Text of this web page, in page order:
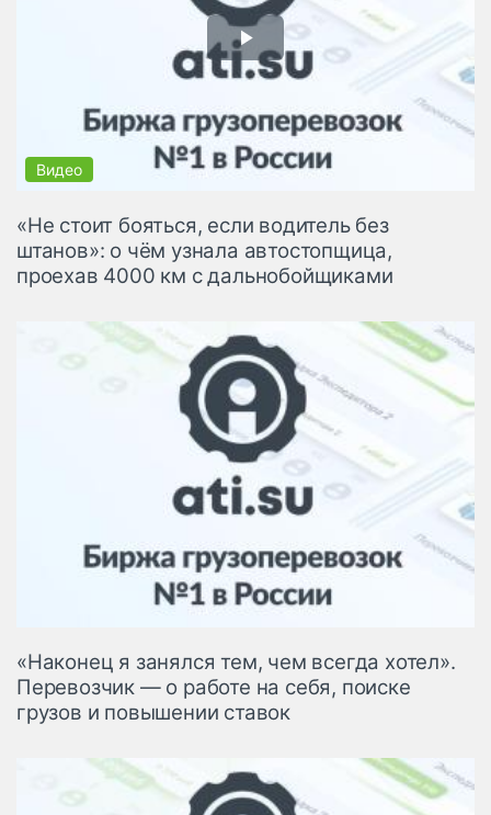
«Не стоит бояться, если водитель без
штанов»: о чём узнала автостопщица,
проехав 4000 км с дальнобойщиками
«Наконец я занялся тем, чем всегда хотел».
Перевозчик — о работе на себя, поиске
грузов и повышении ставок